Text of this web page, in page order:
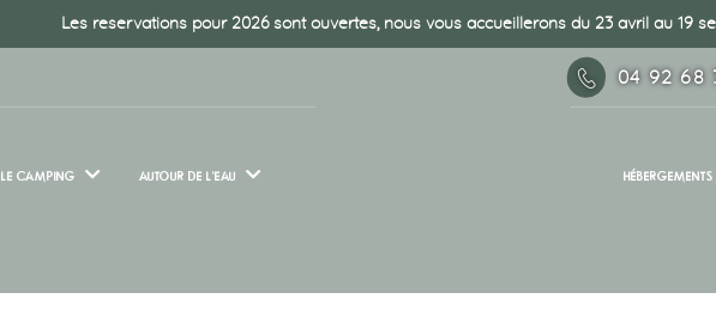
Les reservations pour 2026 sont ouvertes, nous vous accueillerons du 23 avril au 19
04 92 68
LE CAMPING AUTOUR DE L’EAU HÉBERGEMENTS